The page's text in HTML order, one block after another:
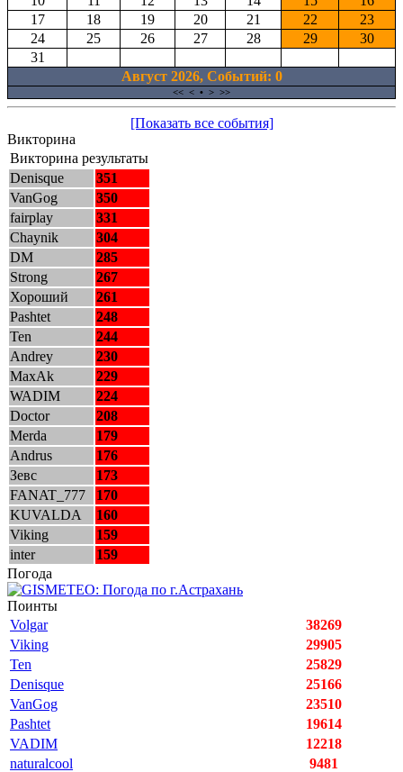
17
18 19 20 21 22
23
24
25 26 27 28 29
30
31
Август 2026, Cобытий: 0
<< < • > >>
[Показать все события]
Викторина
Викторина результаты
Denisque
351
VanGog
350
fairplay
331
Chaynik
304
DM
285
Strong
267
Хороший
261
Pashtet
248
Ten
244
Andrey
230
MaxAk
229
WADIM
224
Doctor
208
Merda
179
Andrus
176
Зевс
173
FANAT_777
170
KUVALDA
160
Viking
159
inter
159
Погода
Поинты
Volgar
38269
Viking
29905
Ten
25829
Denisque
25166
VanGog
23510
Pashtet
19614
VADIM
12218
naturalcool
9481